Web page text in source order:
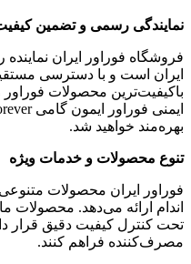
نمایندگی رسمی و تضمین
ایران است و با دسترسی
باکیفیت‌ترین محصولات فوراور
بهره‌مند خواهید شد.
تنوع محصولات و خدمات ویژه
فوراور ایران محصولات
اندام ارائه می‌دهد. محصولات
تحت کنترل کیفیت دقیق قرار
مصرف‌کننده فراهم کنند.